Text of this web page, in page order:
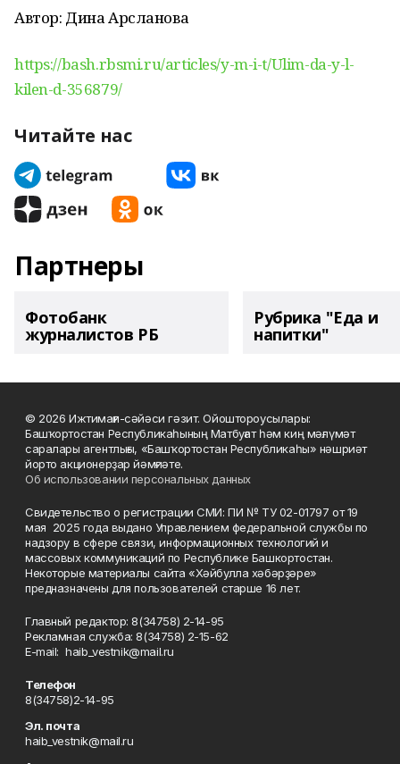
Автор: Дина Арсланова
https://bash.rbsmi.ru/articles/y-m-i-t/Ulim-da-y-l-
kilen-d-356879/
Читайте нас
Партнеры
Фотобанк
журналистов РБ
Рубрика "Еда и
напитки"
© 2026 Ижтимағи-сәйәси гәзит. Ойоштороусылары:
Башҡортостан Республикаһының Матбуғат һәм киң мәғлүмәт
саралары агентлығы, «Башҡортостан Республикаһы» нәшриәт
йорто акционерҙар йәмғиәте.
Об использовании персональных данных
Свидетельство о регистрации СМИ: ПИ № ТУ 02-01797 от 19
мая 2025 года выдано Управлением федеральной службы по
надзору в сфере связи, информационных технологий и
массовых коммуникаций по Республике Башкортостан.
Некоторые материалы сайта «Хәйбулла хәбәрҙәре»
предназначены для пользователей старше 16 лет.
Главный редактор: 8(34758) 2-14-95
Рекламная служба: 8(34758) 2-15-62
Е-mаil: haib_vestnik@mail.ru
Телефон
8(34758)2-14-95
Эл. почта
haib_vestnik@mail.ru